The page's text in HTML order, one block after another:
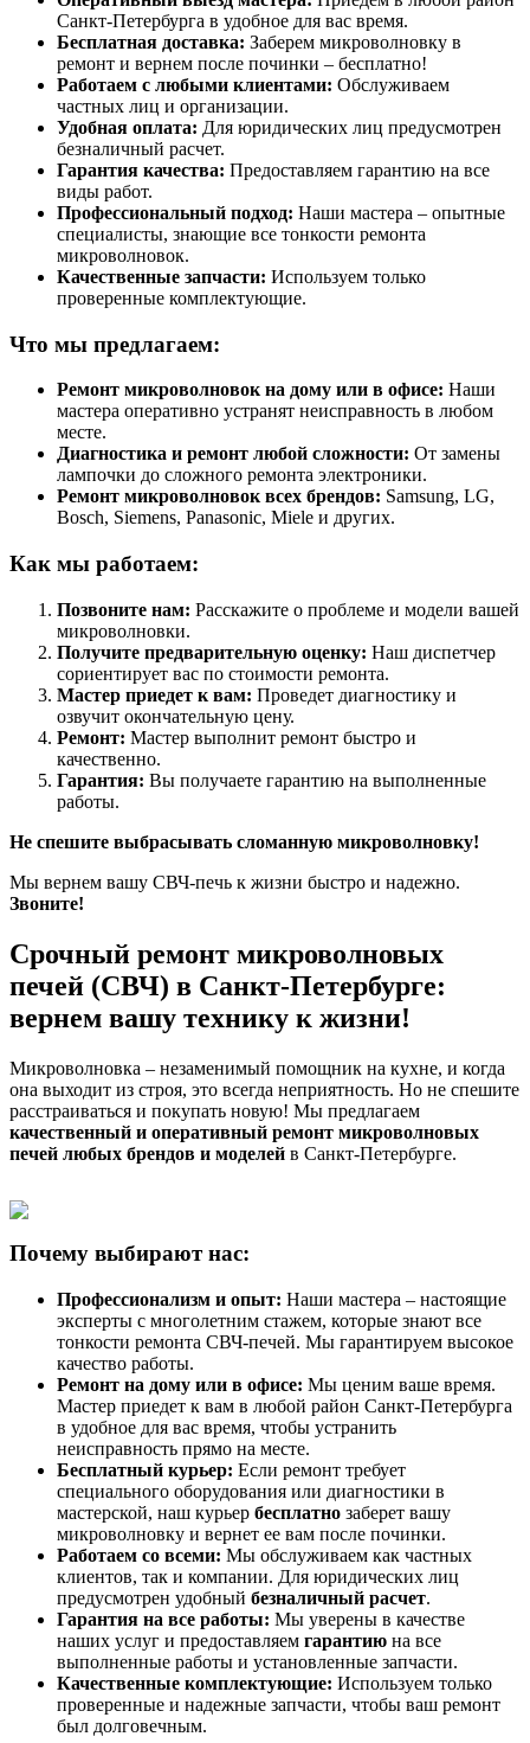
Санкт-Петербурга в удобное для вас время.
Бесплатная доставка: Заберем микроволновку в
ремонт и вернем после починки – бесплатно!
Работаем с любыми клиентами: Обслуживаем
частных лиц и организации.
Удобная оплата: Для юридических лиц предусмотрен
безналичный расчет.
Гарантия качества: Предоставляем гарантию на все
виды работ.
Профессиональный подход: Наши мастера – опытные
специалисты, знающие все тонкости ремонта
микроволновок.
Качественные запчасти: Используем только
проверенные комплектующие.
Что мы предлагаем:
Ремонт микроволновок на дому или в офисе: Наши
мастера оперативно устранят неисправность в любом
месте.
Диагностика и ремонт любой сложности: От замены
лампочки до сложного ремонта электроники.
Ремонт микроволновок всех брендов: Samsung, LG,
Bosch, Siemens, Panasonic, Miele и других.
Как мы работаем:
Позвоните нам: Расскажите о проблеме и модели вашей
микроволновки.
Получите предварительную оценку: Наш диспетчер
сориентирует вас по стоимости ремонта.
Мастер приедет к вам: Проведет диагностику и
озвучит окончательную цену.
Ремонт: Мастер выполнит ремонт быстро и
качественно.
Гарантия: Вы получаете гарантию на выполненные
работы.
Не спешите выбрасывать сломанную микроволновку!
Мы вернем вашу СВЧ-печь к жизни быстро и надежно.
Звоните!
Срочный ремонт микроволновых
печей (СВЧ) в Санкт-Петербурге:
вернем вашу технику к жизни!
Микроволновка – незаменимый помощник на кухне, и когда
она выходит из строя, это всегда неприятность. Но не спешите
расстраиваться и покупать новую! Мы предлагаем
качественный и оперативный ремонт микроволновых
печей любых брендов и моделей в Санкт-Петербурге.
Почему выбирают нас:
Профессионализм и опыт: Наши мастера – настоящие
эксперты с многолетним стажем, которые знают все
тонкости ремонта СВЧ-печей. Мы гарантируем высокое
качество работы.
Ремонт на дому или в офисе: Мы ценим ваше время.
Мастер приедет к вам в любой район Санкт-Петербурга
в удобное для вас время, чтобы устранить
неисправность прямо на месте.
Бесплатный курьер: Если ремонт требует
специального оборудования или диагностики в
мастерской, наш курьер бесплатно заберет вашу
микроволновку и вернет ее вам после починки.
Работаем со всеми: Мы обслуживаем как частных
клиентов, так и компании. Для юридических лиц
предусмотрен удобный безналичный расчет.
Гарантия на все работы: Мы уверены в качестве
наших услуг и предоставляем гарантию на все
выполненные работы и установленные запчасти.
Качественные комплектующие: Используем только
проверенные и надежные запчасти, чтобы ваш ремонт
был долговечным.